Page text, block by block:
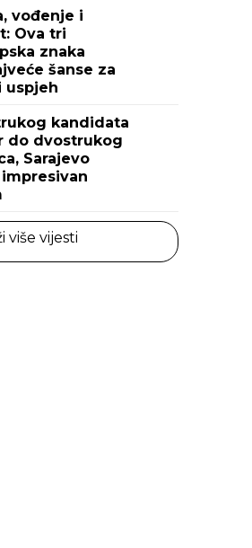
vođenje i
Ova tri
znaka
šanse za
uspjeh
kandidata
do dvostrukog
Sarajevo
više vijesti